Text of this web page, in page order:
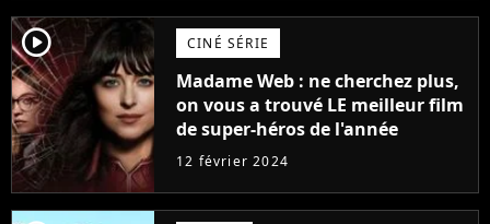
player2 CINÉ SÉRIE
Madame Web : ne cherchez plus,
on vous a trouvé LE meilleur film
de super-héros de l'année
12 février 2024